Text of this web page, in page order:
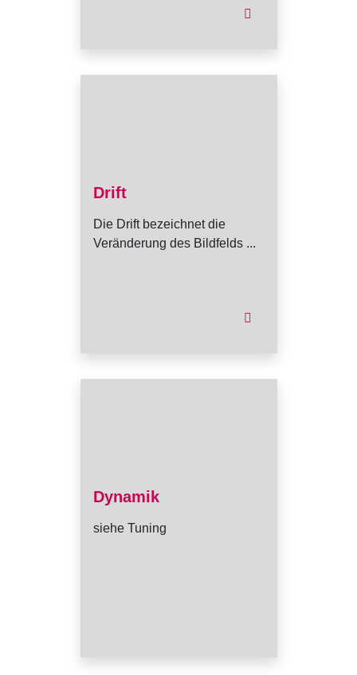
Drift
Die Drift bezeichnet die
Veränderung des Bildfelds ...
Dynamik
siehe Tuning